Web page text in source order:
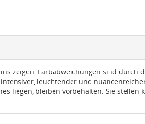
zeigen. Farbabweichungen sind durch
leuchtender und
liegen, bleiben vorbehalten. Sie stellen